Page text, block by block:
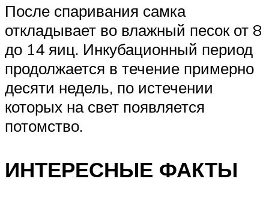
После спаривания самка
откладывает во влажный песок от 8
до 14 яиц. Инкубационный период
продолжается в течение примерно
десяти недель, по истечении
которых на свет появляется
потомство.
ИНТЕРЕСНЫЕ ФАКТЫ